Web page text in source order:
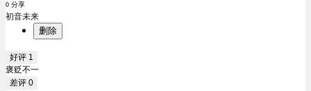
0 分享
初音未来
删除
好评 1
褒贬不一
差评 0